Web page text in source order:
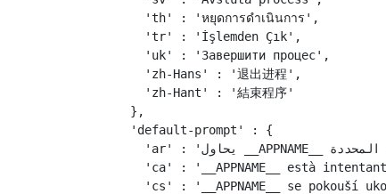
    'th' : 'หยุดการดำเนินการ',
    'tr' : 'İşlemden Çık',
    'uk' : 'Завершити процес',
    'zh-Hans' : '退出进程',
    'zh-Hant' : '結束程序'
  },
  'default-prompt' : {
    'ar' : 'يحاول __APPNAME__ إنهاء العملية المحددة.',
'ca' : '__APPNAME__ està
'cs' : '__APPNAME__ se pokouší